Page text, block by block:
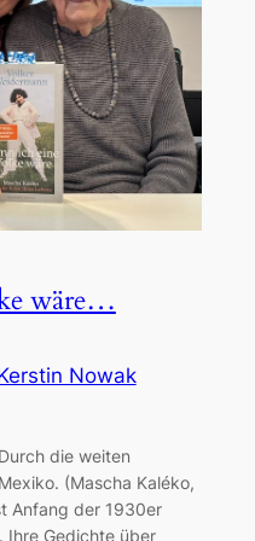
wäre…
Nowak
die weiten
(Mascha Kaléko,
Anfang der 1930er
Ihre Gedichte über